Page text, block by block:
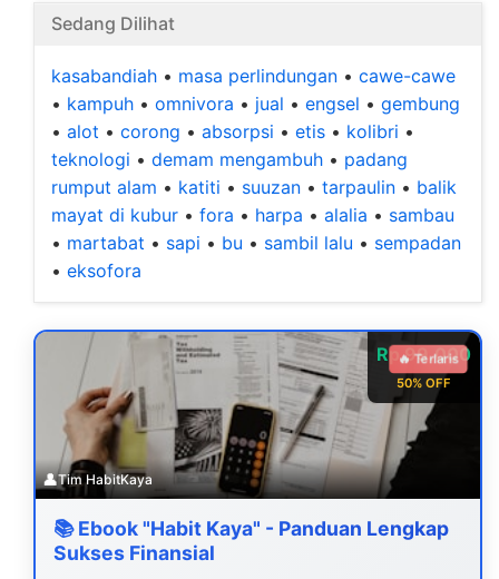
Sedang Dilihat
kasabandiah • masa perlindungan • cawe-cawe
• kampuh • omnivora • jual • engsel • gembung
• alot • corong • absorpsi • etis • kolibri •
teknologi • demam mengambuh • padang
rumput alam • katiti • suuzan • tarpaulin • balik
mayat di kubur • fora • harpa • alalia • sambau
• martabat • sapi • bu • sambil lalu • sempadan
• eksofora
Rp 99.000
50% OFF
🔥 Terlaris
👤Tim HabitKaya
📚 Ebook "Habit Kaya" - Panduan Lengkap
Sukses Finansial